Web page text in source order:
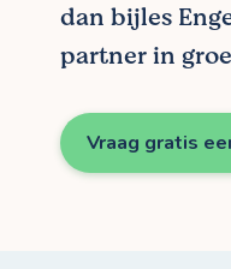
dan bijles
partner in
Vraag gratis